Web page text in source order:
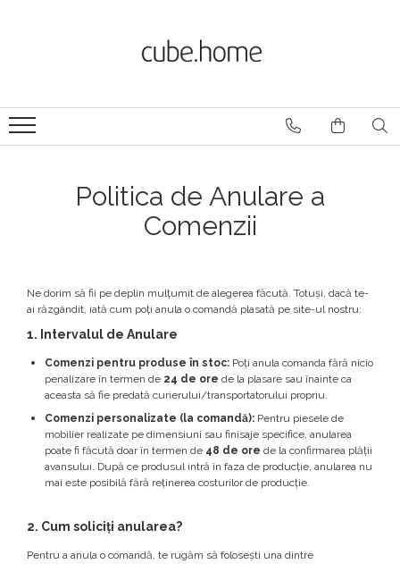
Scaune de exterior
Scaune de bar
Bănci de exterior
Accesorii mobilier exterior
Ghivece Ceramică
Ghivece Polipropilena
NARDI
Politica de Anulare a
Comenzii
Ne dorim să fii pe deplin mulțumit de alegerea făcută. Totuși, dacă te-
ai răzgândit, iată cum poți anula o comandă plasată pe site-ul nostru:
1. Intervalul de Anulare
Comenzi pentru produse în stoc: Poți anula comanda fără nicio
penalizare în termen de 24 de ore de la plasare sau înainte ca
aceasta să fie predată curierului/transportatorului propriu.
Comenzi personalizate (la comandă): Pentru piesele de
mobilier realizate pe dimensiuni sau finisaje specifice, anularea
poate fi făcută doar în termen de 48 de ore de la confirmarea plății
avansului. După ce produsul intră în faza de producție, anularea nu
mai este posibilă fără reținerea costurilor de producție.
2. Cum soliciți anularea?
Pentru a anula o comandă, te rugăm să folosești una dintre